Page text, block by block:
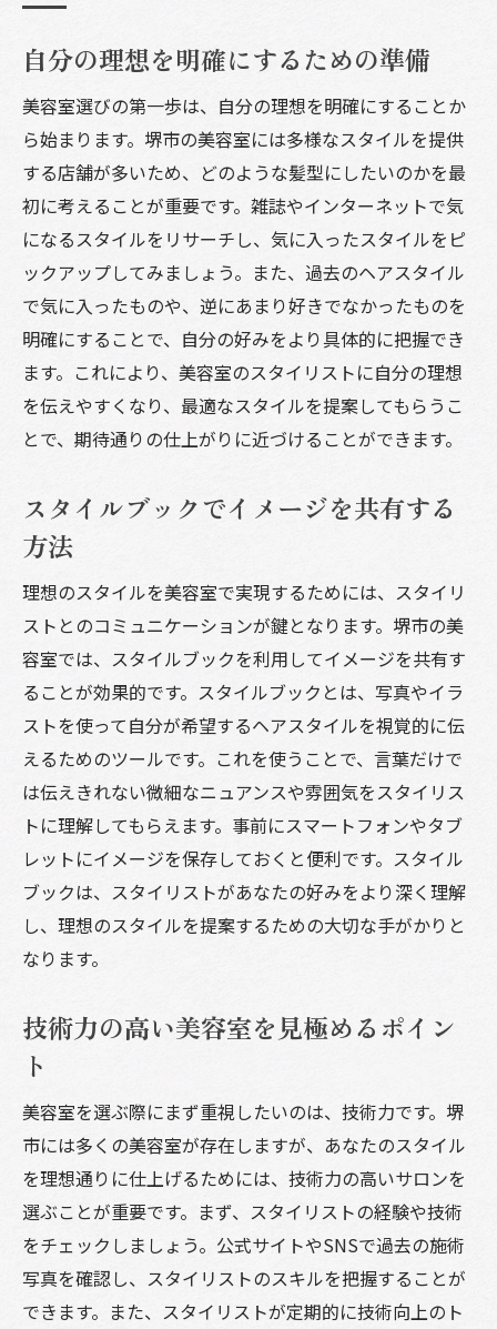
自分の理想を明確にするための準備
美容室選びの第一歩は、自分の理想を明確にすることか
ら始まります。堺市の美容室には多様なスタイルを提供
する店舗が多いため、どのような髪型にしたいのかを最
初に考えることが重要です。雑誌やインターネットで気
になるスタイルをリサーチし、気に入ったスタイルをピ
ックアップしてみましょう。また、過去のヘアスタイル
で気に入ったものや、逆にあまり好きでなかったものを
明確にすることで、自分の好みをより具体的に把握でき
ます。これにより、美容室のスタイリストに自分の理想
を伝えやすくなり、最適なスタイルを提案してもらうこ
とで、期待通りの仕上がりに近づけることができます。
スタイルブックでイメージを共有する
方法
理想のスタイルを美容室で実現するためには、スタイリ
ストとのコミュニケーションが鍵となります。堺市の美
容室では、スタイルブックを利用してイメージを共有す
ることが効果的です。スタイルブックとは、写真やイラ
ストを使って自分が希望するヘアスタイルを視覚的に伝
えるためのツールです。これを使うことで、言葉だけで
は伝えきれない微細なニュアンスや雰囲気をスタイリス
トに理解してもらえます。事前にスマートフォンやタブ
レットにイメージを保存しておくと便利です。スタイル
ブックは、スタイリストがあなたの好みをより深く理解
し、理想のスタイルを提案するための大切な手がかりと
なります。
技術力の高い美容室を見極めるポイン
ト
美容室を選ぶ際にまず重視したいのは、技術力です。堺
市には多くの美容室が存在しますが、あなたのスタイル
を理想通りに仕上げるためには、技術力の高いサロンを
選ぶことが重要です。まず、スタイリストの経験や技術
をチェックしましょう。公式サイトやSNSで過去の施術
写真を確認し、スタイリストのスキルを把握することが
できます。また、スタイリストが定期的に技術向上のト